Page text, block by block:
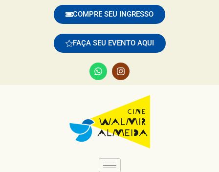
COMPRE SEU INGRESSO
FAÇA SEU EVENTO AQUI